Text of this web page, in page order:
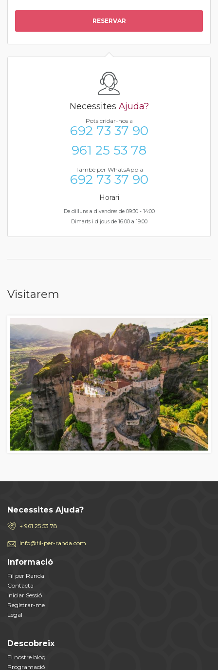
RESERVAR
Necessites Ajuda?
Pots cridar-nos a
692 73 37 90
961 25 53 78
També per WhatsApp a
692 73 37 90
Horari
De dilluns a divendres de 09:30 - 14:00
Dimarts i dijous de 16.00 a 19.00
Visitarem
Necessites Ajuda?
+ 961 25 53 78
info@fil-per-randa.com
Informació
Fil per Randa
Contacta
Iniciar Sessió
Registrar-me
Legal
Descobreix
El nostre blog
Programació